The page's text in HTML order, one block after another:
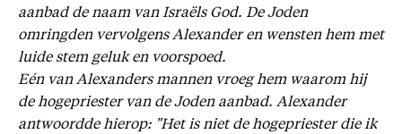
aanbad de naam van Israëls God. De Joden
omringden vervolgens Alexander en wensten hem met
luide stem geluk en voorspoed.
Eén van Alexanders mannen vroeg hem waarom hij
de hogepriester van de Joden aanbad. Alexander
antwoordde hierop: "Het is niet de hogepriester die ik